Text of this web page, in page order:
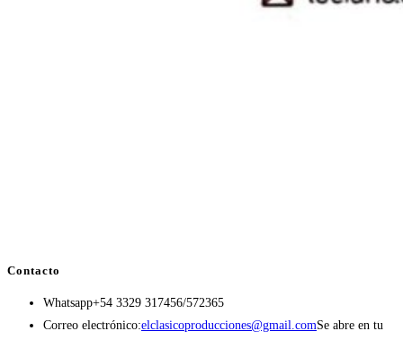
Contacto
Whatsapp+54 3329 317456/572365
Correo electrónico:elclasicoproducciones@gmail.comSe abre en tu